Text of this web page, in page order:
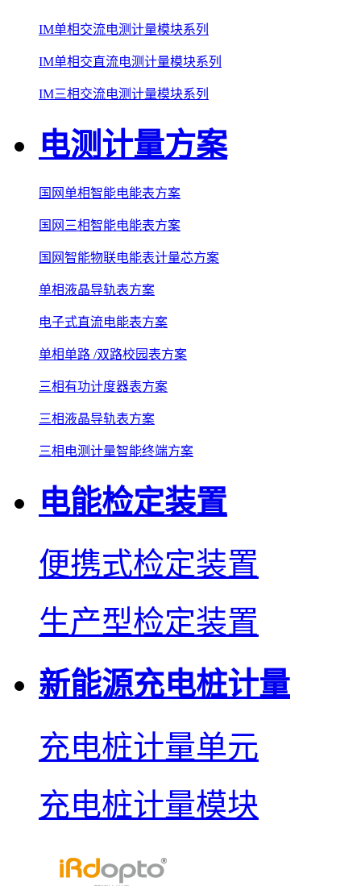
IM单相交流电测计量模块系列
IM单相交直流电测计量模块系列
IM三相交流电测计量模块系列
电测计量方案
国网单相智能电能表方案
国网三相智能电能表方案
国网智能物联电能表计量芯方案
单相液晶导轨表方案
电子式直流电能表方案
单相单路 /双路校园表方案
三相有功计度器表方案
三相液晶导轨表方案
三相电测计量智能终端方案
电能检定装置
便携式检定装置
生产型检定装置
新能源充电桩计量
充电桩计量单元
充电桩计量模块